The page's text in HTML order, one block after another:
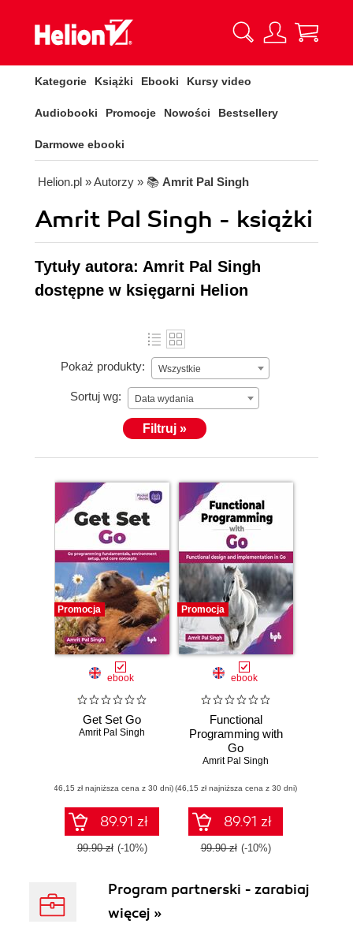
Kategorie Książki Ebooki Kursy video
Audiobooki Promocje Nowości Bestsellery
Darmowe ebooki
Helion.pl » Autorzy » 📚 Amrit Pal Singh
Amrit Pal Singh - książki
Tytuły autora: Amrit Pal Singh
dostępne w księgarni Helion
Pokaż produkty: Wszystkie
Sortuj wg: Data wydania
Filtruj »
Promocja
ebook
Get Set Go
Amrit Pal Singh
(46,15 zł najniższa cena z 30 dni)
89.91 zł
99.90 zł (-10%)
Promocja
ebook
Functional
Programming with
Go
Amrit Pal Singh
(46,15 zł najniższa cena z 30 dni)
89.91 zł
99.90 zł (-10%)
Program partnerski - zarabiaj
więcej »